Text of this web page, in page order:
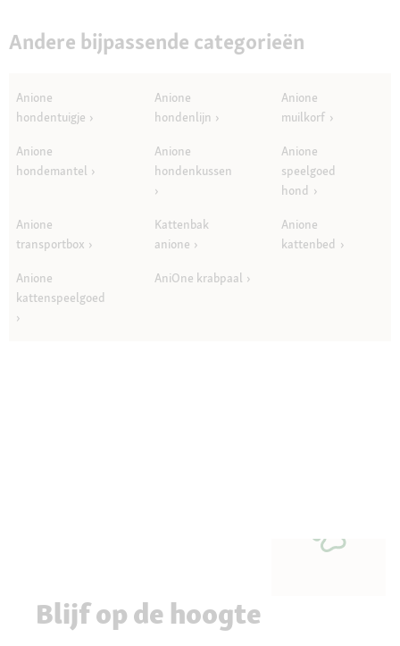
Andere bijpassende categorieën
Anione
hondentuigje
Anione
hondenlijn
Anione
muilkorf
Anione
hondemantel
Anione
hondenkussen
Anione
speelgoed
hond
Anione
transportbox
Kattenbak
anione
Anione
kattenbed
Anione
kattenspeelgoed
AniOne krabpaal
Blijf op de hoogte